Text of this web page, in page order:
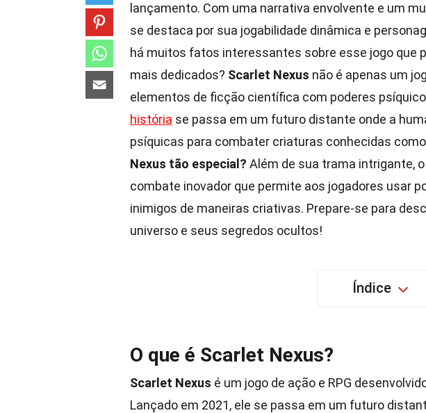
lançamento. Com uma narrativa envolvente e um
se destaca por sua jogabilidade dinâmica e
há muitos fatos interessantes sobre esse jogo que
mais dedicados? Scarlet Nexus não é apenas um
elementos de ficção científica com poderes
história se passa em um futuro distante onde a
psíquicas para combater criaturas conhecidas
Nexus tão especial? Além de sua trama intrigante,
combate inovador que permite aos jogadores usar
inimigos de maneiras criativas. Prepare-se para
universo e seus segredos ocultos!
Índice
O que é Scarlet Nexus?
Scarlet Nexus é um jogo de ação e RPG
Lançado em 2021, ele se passa em um futuro